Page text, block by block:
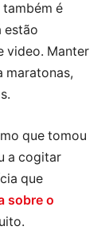
é
estão
video. Manter
maratonas,
que tomou
a cogitar
que
sobre o